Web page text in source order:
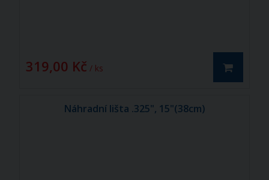
319,00 Kč / ks
Náhradní lišta .325", 15"(38cm)